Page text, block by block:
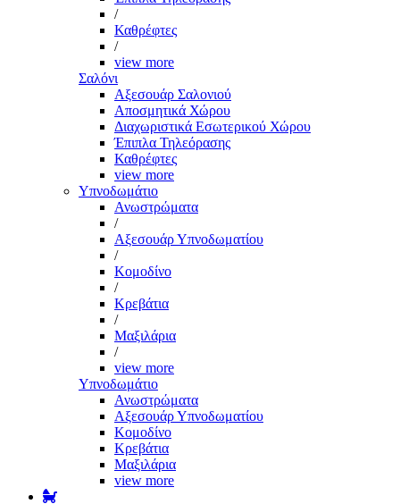
/
Καθρέφτες
/
view more
Σαλόνι
Αξεσουάρ Σαλονιού
Αποσμητικά Χώρου
Διαχωριστικά Εσωτερικού Χώρου
Έπιπλα Τηλεόρασης
Καθρέφτες
view more
Υπνοδωμάτιο
Ανωστρώματα
/
Αξεσουάρ Υπνοδωματίου
/
Κομοδίνο
/
Κρεβάτια
/
Μαξιλάρια
/
view more
Υπνοδωμάτιο
Ανωστρώματα
Αξεσουάρ Υπνοδωματίου
Κομοδίνο
Κρεβάτια
Μαξιλάρια
view more